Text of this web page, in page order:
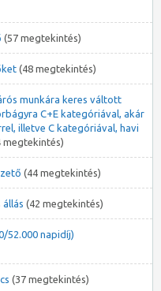
(57 megtekintés)
(48 megtekintés)
munkára keres váltott
C+E kategóriával, akár
illetve C kategóriával, havi
megtekintés)
(44 megtekintés)
(42 megtekintés)
52.000 napidíj)
(37 megtekintés)